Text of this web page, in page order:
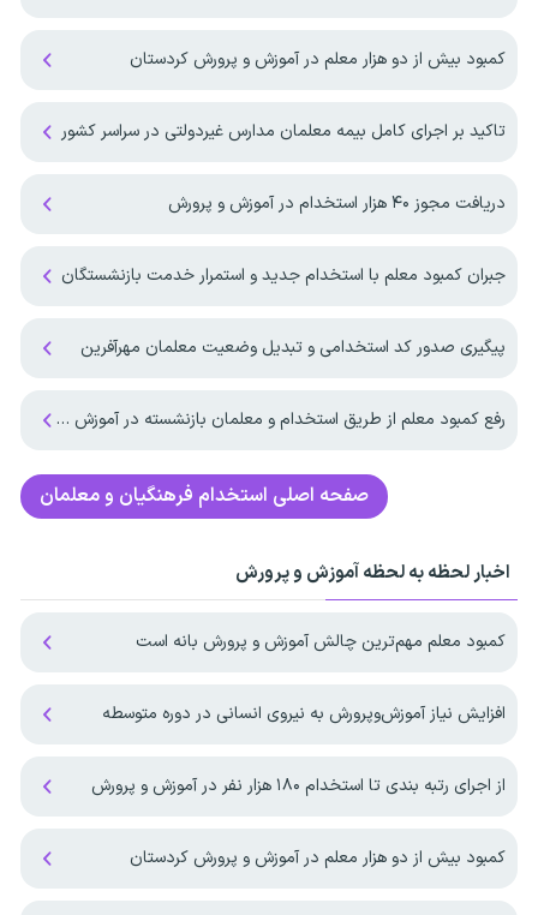
کمبود بیش از دو هزار معلم در آموزش و پرورش کردستان
تاکید بر اجرای کامل بیمه معلمان مدارس غیردولتی در سراسر کشور
دریافت مجوز ۴۰ هزار استخدام در آموزش و پرورش
جبران کمبود معلم با استخدام جدید و استمرار خدمت بازنشستگان
پیگیری صدور کد استخدامی و تبدیل وضعیت معلمان مهرآفرین
رفع کمبود معلم از طریق استخدام و معلمان بازنشسته در آموزش و پرورش
صفحه اصلی استخدام فرهنگیان و معلمان
اخبار لحظه به لحظه آموزش و پرورش
کمبود معلم مهم‌ترین چالش آموزش و پرورش بانه است
افزایش نیاز آموزش‌وپرورش به نیروی انسانی در دوره متوسطه
از اجرای رتبه بندی تا استخدام ۱۸۰ هزار نفر در آموزش و پرورش
کمبود بیش از دو هزار معلم در آموزش و پرورش کردستان